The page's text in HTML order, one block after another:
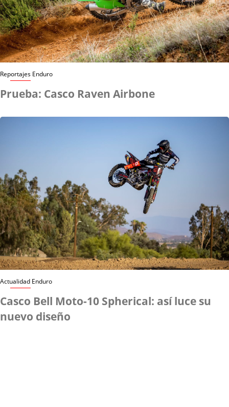
Reportajes Enduro
Prueba: Casco Raven Airbone
Actualidad Enduro
Casco Bell Moto-10 Spherical: así luce su
nuevo diseño